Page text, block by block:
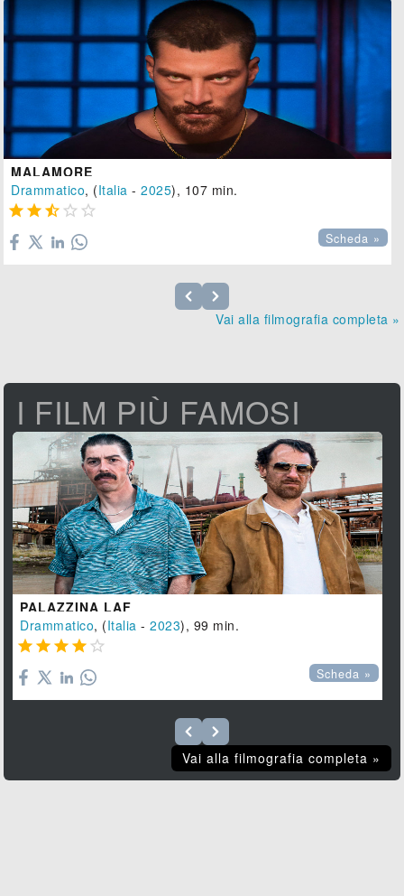
MALAMORE
Drammatico, (Italia -2025), 107 min.
    
Scheda »
Vai alla filmografia completa »
I FILM PIÙ FAMOSI
PALAZZINA LAF
Drammatico, (Italia -2023), 99 min.
    
Scheda »
Vai alla filmografia completa »